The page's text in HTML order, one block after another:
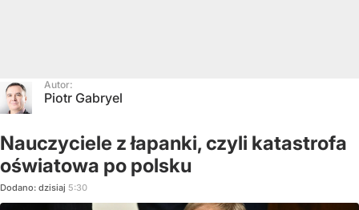
Autor:
Piotr Gabryel
Nauczyciele z łapanki, czyli katastrofa
oświatowa po polsku
Dodano: dzisiaj 5:30